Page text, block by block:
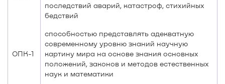
последствий аварий, катастроф, стихийных
бедствий
ОПК-1
способностью представлять адекватную
современному уровню знаний научную
картину мира на основе знания основных
положений, законов и методов естественных
наук и математики